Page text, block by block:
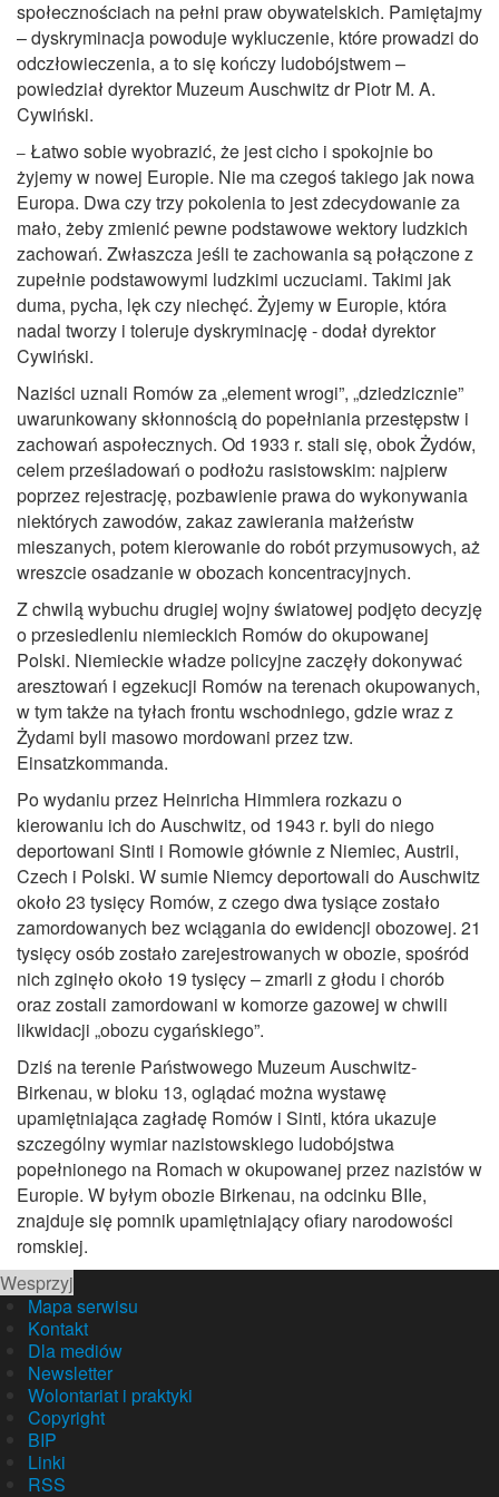
społecznościach na pełni praw obywatelskich. Pamiętajmy
– dyskryminacja powoduje wykluczenie, które prowadzi do
odczłowieczenia, a to się kończy ludobójstwem –
powiedział dyrektor Muzeum Auschwitz dr Piotr M. A.
Cywiński.
– Łatwo sobie wyobrazić, że jest cicho i spokojnie bo
żyjemy w nowej Europie. Nie ma czegoś takiego jak nowa
Europa. Dwa czy trzy pokolenia to jest zdecydowanie za
mało, żeby zmienić pewne podstawowe wektory ludzkich
zachowań. Zwłaszcza jeśli te zachowania są połączone z
zupełnie podstawowymi ludzkimi uczuciami. Takimi jak
duma, pycha, lęk czy niechęć. Żyjemy w Europie, która
nadal tworzy i toleruje dyskryminację - dodał dyrektor
Cywiński.
Naziści uznali Romów za „element wrogi”, „dziedzicznie”
uwarunkowany skłonnością do popełniania przestępstw i
zachowań aspołecznych. Od 1933 r. stali się, obok Żydów,
celem prześladowań o podłożu rasistowskim: najpierw
poprzez rejestrację, pozbawienie prawa do wykonywania
niektórych zawodów, zakaz zawierania małżeństw
mieszanych, potem kierowanie do robót przymusowych, aż
wreszcie osadzanie w obozach koncentracyjnych.
Z chwilą wybuchu drugiej wojny światowej podjęto decyzję
o przesiedleniu niemieckich Romów do okupowanej
Polski. Niemieckie władze policyjne zaczęły dokonywać
aresztowań i egzekucji Romów na terenach okupowanych,
w tym także na tyłach frontu wschodniego, gdzie wraz z
Żydami byli masowo mordowani przez tzw.
Einsatzkommanda.
Po wydaniu przez Heinricha Himmlera rozkazu o
kierowaniu ich do Auschwitz, od 1943 r. byli do niego
deportowani Sinti i Romowie głównie z Niemiec, Austrii,
Czech i Polski. W sumie Niemcy deportowali do Auschwitz
około 23 tysięcy Romów, z czego dwa tysiące zostało
zamordowanych bez wciągania do ewidencji obozowej. 21
tysięcy osób zostało zarejestrowanych w obozie, spośród
nich zginęło około 19 tysięcy – zmarli z głodu i chorób
oraz zostali zamordowani w komorze gazowej w chwili
likwidacji „obozu cygańskiego”.
Dziś na terenie Państwowego Muzeum Auschwitz-
Birkenau, w bloku 13, oglądać można wystawę
upamiętniająca zagładę Romów i Sinti, która ukazuje
szczególny wymiar nazistowskiego ludobójstwa
popełnionego na Romach w okupowanej przez nazistów w
Europie. W byłym obozie Birkenau, na odcinku BIIe,
znajduje się pomnik upamiętniający ofiary narodowości
romskiej.
Wesprzyj
Mapa serwisu
Kontakt
Dla mediów
Newsletter
Wolontariat i praktyki
Copyright
BIP
Linki
RSS